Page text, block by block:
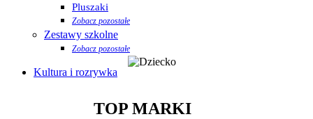
Pluszaki
Zobacz pozostałe
Zestawy szkolne
Zobacz pozostałe
Kultura i rozrywka
TOP MARKI